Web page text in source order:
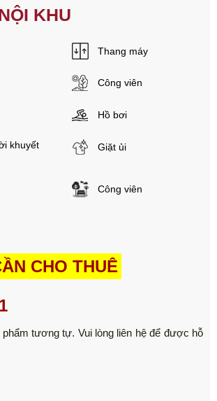
KHU
Thang máy
Công viên
Hồ bơi
khuyết
Giặt ủi
Công viên
CHO THUÊ
phẩm tương tự. Vui lòng liên hệ để được hỗ